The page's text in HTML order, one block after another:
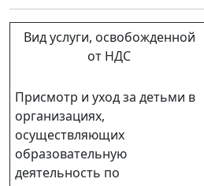
Вид услуги, освобожденной
от НДС
Присмотр и уход за детьми в
организациях,
осуществляющих
образовательную
деятельность по